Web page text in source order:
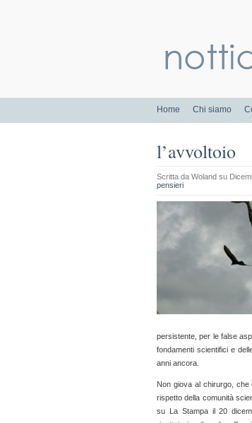
Home Chi siamo
l’avvoltoio
Scritta da Woland su
pensieri
persistente, per le false
fondamenti scientifici e
anni ancora.
Non giova al chirurgo,
rispetto della comunità
su La Stampa il 20